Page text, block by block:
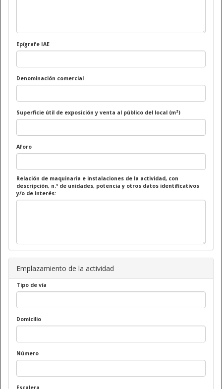
Epígrafe IAE
Denominación comercial
Superficie útil de exposición y venta al público del local (m²)
Aforo
Relación de maquinaria e instalaciones de la actividad, con
descripción, n.º de unidades, potencia y otros datos identificativos
y/o de interés:
Emplazamiento de la actividad
Tipo de vía
Domicilio
Número
Escalera